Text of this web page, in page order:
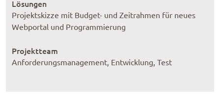
Lösungen
Projektskizze mit Budget- und Zeitrahmen für neues
Webportal und Programmierung
Projektteam
Anforderungsmanagement, Entwicklung, Test